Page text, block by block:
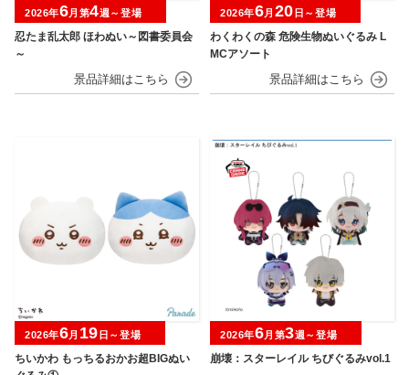
忍たま乱太郎 ほわぬい～図書委員会
～
2026年6月第4週～登場
わくわくの森 危険生物ぬいぐるみ L
MCアソート
2026年6月 20 日～登場
ちいかわ もっちるおかお超BIGぬい
2026年6月 19 日～登場
崩壊：スターレイル ちびぐるみvol.1
2026年6月第3週～登場